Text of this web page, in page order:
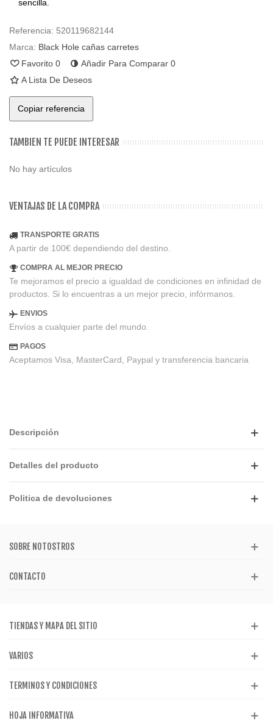
sencilla.
Referencia: 520119682144
Marca: Black Hole cañas carretes
Favorito 0 Añadir Para Comparar 0
A Lista De Deseos
Copiar referencia
TAMBIEN TE PUEDE INTERESAR
No hay artículos
VENTAJAS DE LA COMPRA
TRANSPORTE GRATIS
A partir de 100€ dependiendo del destino.
COMPRA AL MEJOR PRECIO
Te mejoramos el precio a igualdad de condiciones en infinidad de
productos. Si lo encuentras a un mejor precio, infórmanos.
ENVIOS
Envíos a cualquier parte del mundo.
PAGOS
Aceptamos Visa, MasterCard, Paypal y transferencia bancaria
Descripción
Detalles del producto
Politica de devoluciones
SOBRE NOTOSTROS
CONTACTO
TIENDAS Y MAPA DEL SITIO
VARIOS
TERMINOS Y CONDICIONES
HOJA INFORMATIVA